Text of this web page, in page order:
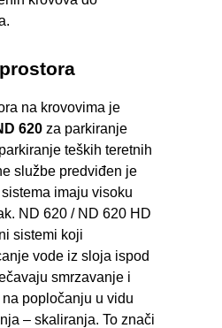
na krovovima je
620 za parkiranje
teških teretnih
službe predviđen je
sistema imaju visoku
ND 620 / ND 620 HD
sistemi koji
vode iz sloja ispod
smrzavanje i
popločanju u vidu
– skaliranja. To znači